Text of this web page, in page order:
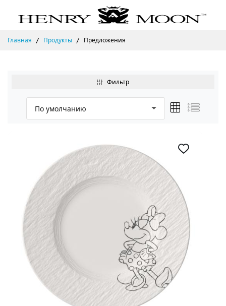
Главная Продукты Предложения
Фильтр